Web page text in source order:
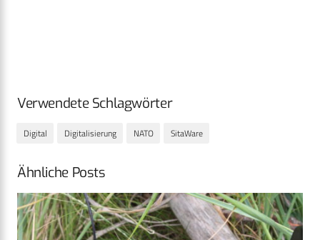
Verwendete Schlagwörter
Digital Digitalisierung NATO SitaWare
Ähnliche Posts